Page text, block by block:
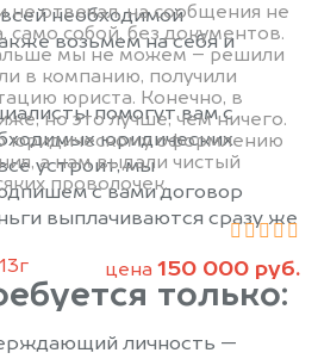
не отвечал, на сообщения не
собой, без документов.
мы не можем – решили
в компанию, получили
юриста. Конечно, в
но это лучше, чем ничего.
юридическому оформлению
а нам выдали чистый
проволочек.
цена 150 000 руб.
необходимой
возьмем на себя и
помогут вам с
юридических
устроит, мы
с вами договор
выплачиваются сразу же
только:
личность —